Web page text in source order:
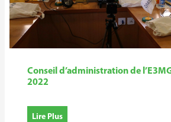
Conseil d’administration de
2022
Lire Plus